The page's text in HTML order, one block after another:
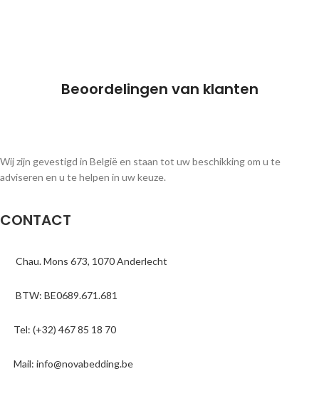
Beoordelingen van klanten
Wij zijn gevestigd in België en staan tot uw beschikking om u te
adviseren en u te helpen in uw keuze.
CONTACT
Chau. Mons 673, 1070 Anderlecht
BTW: BE0689.671.681
Tel: (+32) 467 85 18 70
Mail: info@novabedding.be